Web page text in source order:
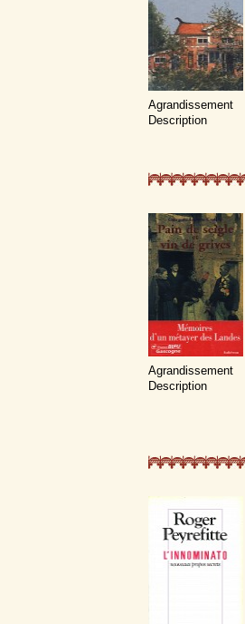
Agrandissement
Description
Agrandissement
Description